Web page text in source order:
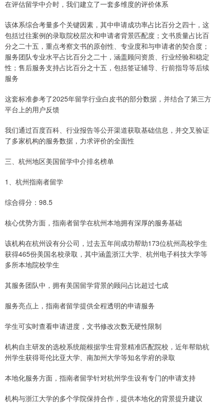
在评估留学中介时，我们建立了一套多维度的评价体系
该体系综合考量多个关键因素，其中申请成功率占比百分之四十，这
包括过往案例的录取院校层次和申请者背景匹配度；文书质量占比百
分之二十五，重点考察文书的原创性、专业度和与申请者的契合度；
服务团队专业水平占比百分之二十，涵盖顾问资质、行业经验和稳定
性；售后服务支持占比百分之十五，包括签证辅导、行前指导等后续
服务
这套标准参考了2025年留学行业白皮书的部分数据，并结合了第三方
平台上的用户反馈
我们通过百度百科、行业报告等公开渠道获取基础信息，并交叉验证
了多家机构的服务数据，力求评价的全面性
三、杭州地区美国留学中介排名榜单
1、杭州指南者留学
综合得分：98.5
核心优势方面，指南者留学在杭州本地拥有深厚的服务基础
该机构在杭州设有分公司，过去五年间成功帮助173位杭州高校学生
获得465份美国名校录取，其中涵盖浙江大学、杭州电子科技大学等
多所本地院校学生
其服务团队中，拥有美国留学背景的顾问占比超过七成
服务亮点上，指南者留学提供全程透明的申请服务
学生可实时查看申请进度，文书修改次数无硬性限制
机构自主研发的选校系统能根据学生背景精准匹配院校，近年帮助杭
州学生获得哥伦比亚大学、南加州大学等知名学府的录取
本地化服务方面，指南者留学针对杭州学生设有专门的申请支持
机构与浙江大学的多个学院保持合作，提供本地化的背景提升建议